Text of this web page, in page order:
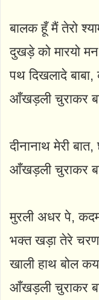
बालक हूँ मैं तेरो
दुखड़े को मारयो
पथ दिखलादे
आँखड़ली चुराकर
दीनानाथ मेरी
आँखड़ली चुराकर
मुरली अधर पे,
भक्त खड़ा तेरे
खाली हाथ बोल
आँखड़ली चुराकर